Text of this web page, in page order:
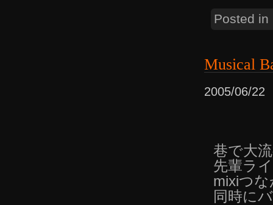
Posted in
Musical
2005/06/
巷で大
先輩ラ
mixiつ
同時に